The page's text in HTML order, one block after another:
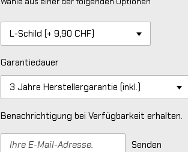
Garantiedauer
Benachrichtigung bei Verfügbarkeit erhalten.
Senden